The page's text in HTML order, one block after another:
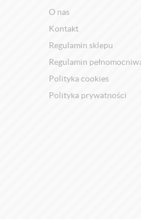
O nas
Kontakt
Regulamin sklepu
Regulamin
Polityka cookies
Polityka prywatności